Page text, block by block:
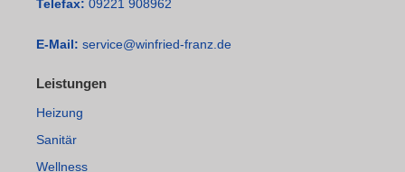
Telefax: 09221 908962
E-Mail: service@winfried-franz.de
Leistungen
Heizung
Sanitär
Wellness